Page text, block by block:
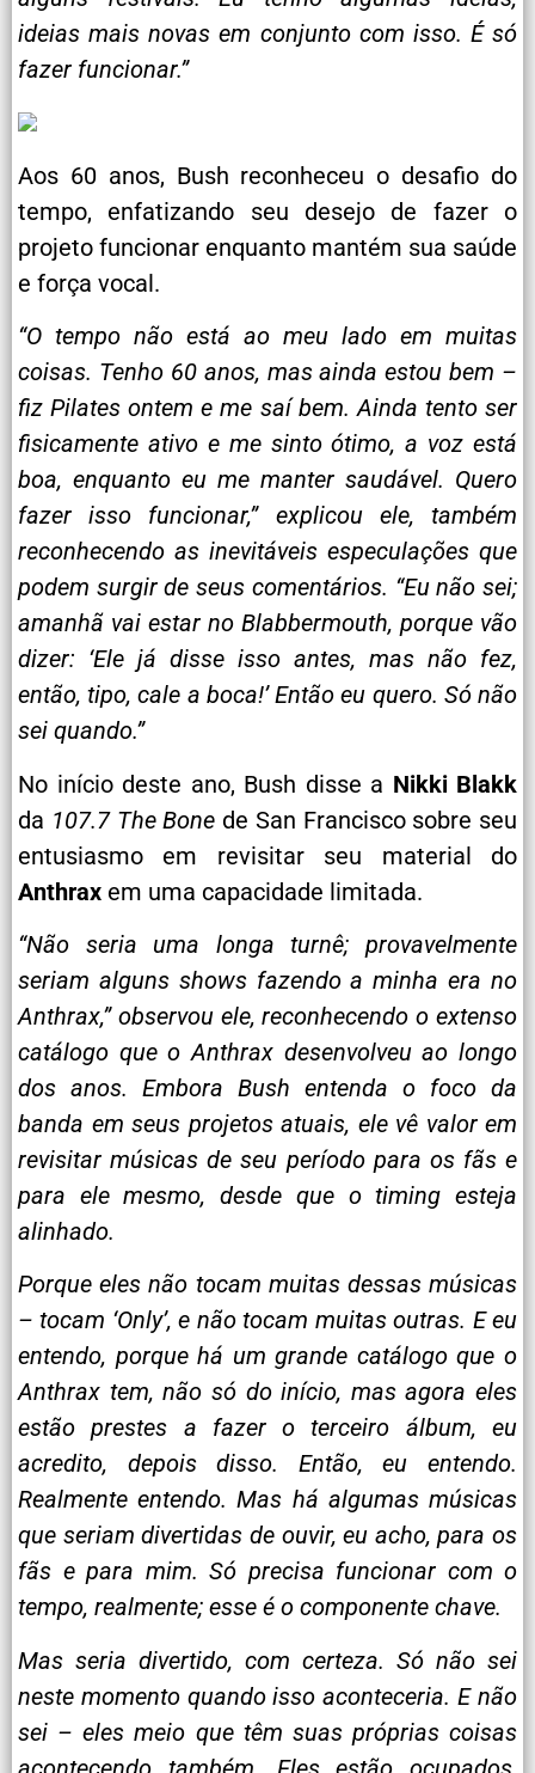
ideias mais novas em conjunto com isso. É só
fazer funcionar.”
Aos 60 anos, Bush reconheceu o desafio do
tempo, enfatizando seu desejo de fazer o
projeto funcionar enquanto mantém sua saúde
e força vocal.
“O tempo não está ao meu lado em muitas
coisas. Tenho 60 anos, mas ainda estou bem –
fiz Pilates ontem e me saí bem. Ainda tento ser
fisicamente ativo e me sinto ótimo, a voz está
boa, enquanto eu me manter saudável. Quero
fazer isso funcionar,” explicou ele, também
reconhecendo as inevitáveis especulações que
podem surgir de seus comentários. “Eu não sei;
amanhã vai estar no Blabbermouth, porque vão
dizer: ‘Ele já disse isso antes, mas não fez,
então, tipo, cale a boca!’ Então eu quero. Só não
sei quando.”
No início deste ano, Bush disse a Nikki Blakk
da 107.7 The Bone de San Francisco sobre seu
entusiasmo em revisitar seu material do
Anthrax em uma capacidade limitada.
“Não seria uma longa turnê; provavelmente
seriam alguns shows fazendo a minha era no
Anthrax,” observou ele, reconhecendo o extenso
catálogo que o Anthrax desenvolveu ao longo
dos anos. Embora Bush entenda o foco da
banda em seus projetos atuais, ele vê valor em
revisitar músicas de seu período para os fãs e
para ele mesmo, desde que o timing esteja
alinhado.
Porque eles não tocam muitas dessas músicas
– tocam ‘Only’, e não tocam muitas outras. E eu
entendo, porque há um grande catálogo que o
Anthrax tem, não só do início, mas agora eles
estão prestes a fazer o terceiro álbum, eu
acredito, depois disso. Então, eu entendo.
Realmente entendo. Mas há algumas músicas
que seriam divertidas de ouvir, eu acho, para os
fãs e para mim. Só precisa funcionar com o
tempo, realmente; esse é o componente chave.
Mas seria divertido, com certeza. Só não sei
neste momento quando isso aconteceria. E não
sei – eles meio que têm suas próprias coisas